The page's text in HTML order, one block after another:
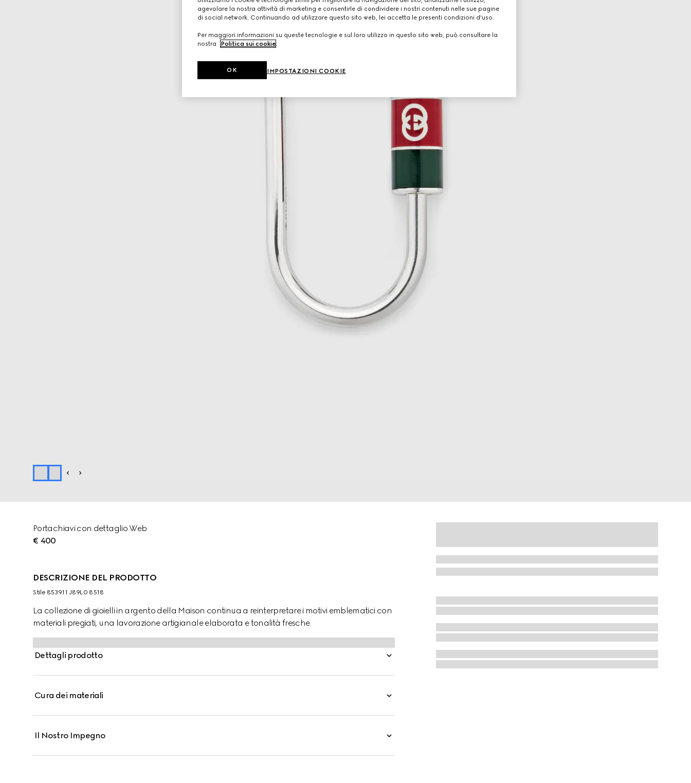
Portachiavi con dettaglio Web
€ 400
DESCRIZIONE DEL PRODOTTO
Stile ‎853911 J89L0 8518
La collezione di gioielli in argento della Maison continua a reinterpretare i motivi emblematici con
materiali pregiati, una lavorazione artigianale elaborata e tonalità fresche.
Dettagli prodotto
Cura dei materiali
Il Nostro Impegno
agevolare la nostra attività di marketing e consentirle di condividere i nostri contenuti nelle sue pagine
di social network. Continuando ad utilizzare questo sito web, lei accetta le presenti condizioni d'uso.
Per maggiori informazioni su queste tecnologie e sul loro utilizzo in questo sito web, può consultare la
nostra
Politica sui cookie.
IMPOSTAZIONI COOKIE
OK